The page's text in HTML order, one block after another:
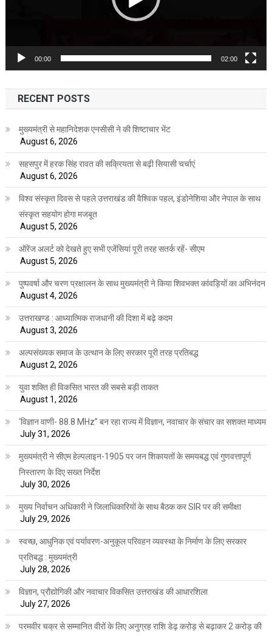
00:00 02:00
RECENT POSTS
मुख्यमंत्री से महानिदेशक एनसीसी ने की शिष्टाचार भेंट
August 6, 2026
सहसपुर में हरक सिंह रावत की सक्रियता से बढ़ी सियासी चर्चाएं
August 6, 2026
विश्व संस्कृत दिवस से पहले उत्तराखंड की वैश्विक पहल, इंडोनेशिया और नेपाल के साथ
संस्कृत सहयोग होगा मजबूत
August 5, 2026
ऑरेंज अलर्ट को देखते हुए सभी एजेंसियां पूरी तरह सतर्क रहें- सीएम
August 5, 2026
पुष्पवर्षा और चरण प्रक्षालन के साथ मुख्यमंत्री ने किया शिवभक्त कांवड़ियों का अभिनंदन
August 4, 2026
उत्तराखण्ड : आध्यात्मिक राजधानी की दिशा में बढ़े कदम
August 3, 2026
अल्पसंख्यक समाज के उत्थान के लिए सरकार पूरी तरह प्रतिबद्ध
August 2, 2026
युवा शक्ति ही विकसित भारत की सबसे बड़ी ताकत
August 1, 2026
‘विज्ञान वाणी- 88.8 MHz” बन रहा राज्य में विज्ञान, नवाचार के संचार का सशक्त माध्यम
July 31, 2026
मुख्यमंत्री ने सीएम हेल्पलाइन-1905 पर जन शिकायतों के समयबद्ध एवं गुणवत्तापूर्ण
निस्तारण के दिए सख्त निर्देश
July 30, 2026
मुख्य निर्वाचन अधिकारी ने जिलाधिकारियों के साथ बैठक कर SIR पर की समीक्षा
July 29, 2026
स्वच्छ, आधुनिक एवं पर्यावरण-अनुकूल परिवहन व्यवस्था के निर्माण के लिए सरकार
प्रतिबद्ध : मुख्यमंत्री
July 28, 2026
विज्ञान, प्रौद्योगिकी और नवाचार विकसित उत्तराखंड की आधारशिला
July 27, 2026
परमवीर चक्र से सम्मानित वीरों के लिए अनुग्रह राशि डेढ़ करोड़ से बढ़ाकर 2 करोड़ की